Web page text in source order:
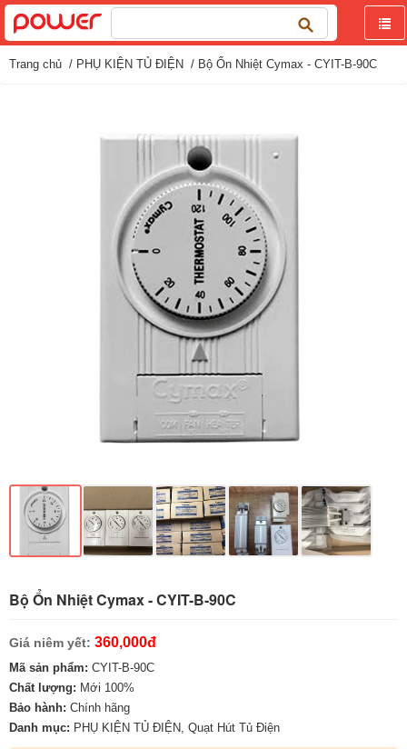
Tìm
kiếm
cho:
Trang chủ / PHỤ KIỆN TỦ ĐIỆN / Bộ Ổn Nhiệt Cymax - CYIT-B-90C
Bộ Ổn Nhiệt Cymax - CYIT-B-90C
Giá niêm yết: 360,000đ
Mã sản phẩm: CYIT-B-90C
Chất lượng: Mới 100%
Bảo hành: Chính hãng
Danh mục: PHỤ KIỆN TỦ ĐIỆN, Quạt Hút Tủ Điện